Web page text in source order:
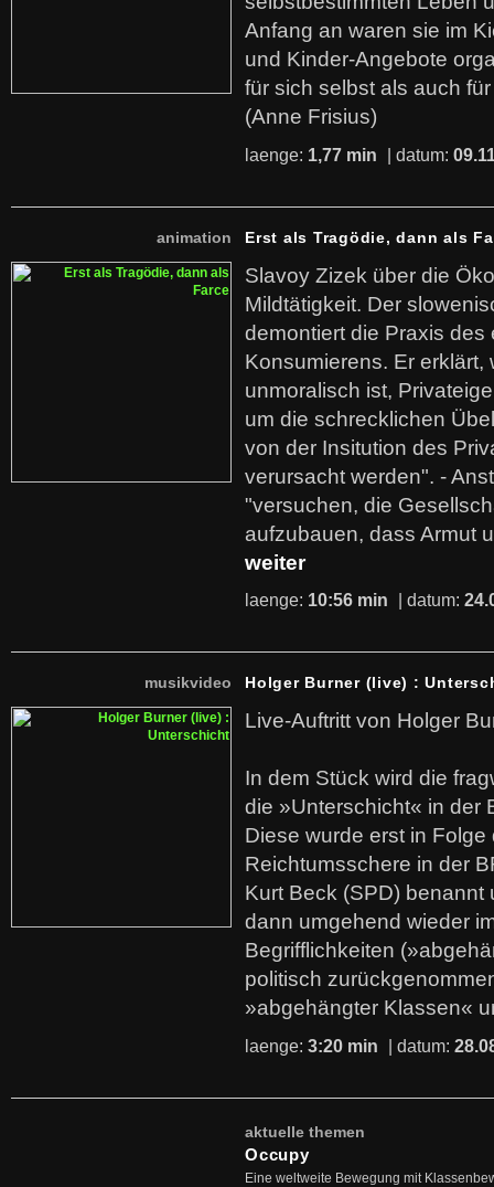
Anfang an waren sie im
und Kinder-Angebote
für sich selbst als auch
(Anne Frisius)
laenge: 1,77 min | datum:
animation Erst als Tragödie, dann als
Slavoy Zizek über die
Mildtätigkeit. Der
demontiert die Praxis des
Konsumierens. Er erklärt,
unmoralisch ist,
um die schrecklichen
von der Insitution des
verursacht werden". -
"versuchen, die
aufzubauen, dass Armut
weiter
laenge: 10:56 min | datum:
musikvideo Holger Burner (live) :
Live-Auftritt von Holger
In dem Stück wird die
die »Unterschicht« in der
Diese wurde erst in
Reichtumsschere in der
Kurt Beck (SPD)
dann umgehend wieder
Begrifflichkeiten
politisch
»abgehängter Klassen«
laenge: 3:20 min | datum:
aktuelle themen
Occupy
Eine weltweite Bewegung mit